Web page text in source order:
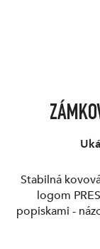
Stabilná
logom
popiskami -